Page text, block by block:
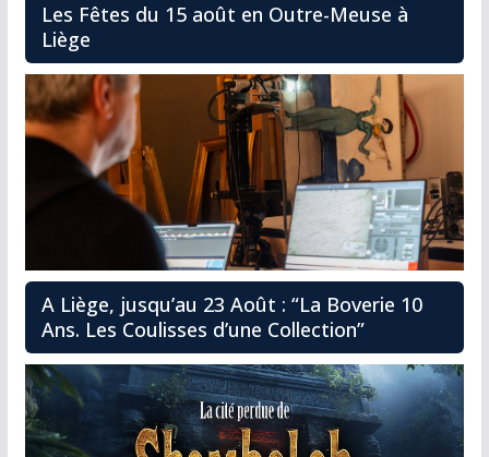
Les Fêtes du 15 août en Outre-Meuse à
Liège
A Liège, jusqu’au 23 Août : “La Boverie 10
Ans. Les Coulisses d’une Collection”